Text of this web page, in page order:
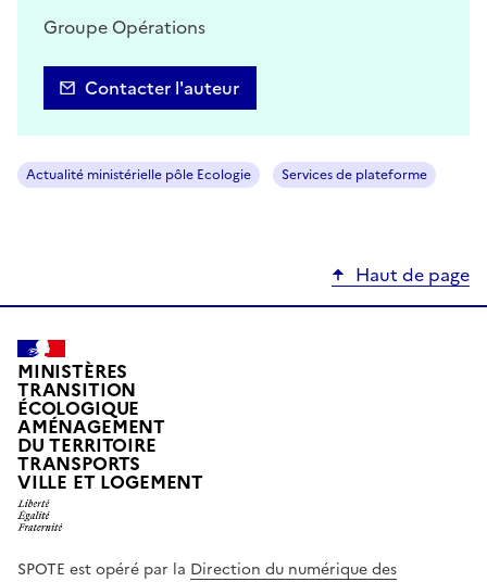
Groupe Opérations
Contacter l'auteur
Actualité ministérielle pôle Ecologie Services de plateforme
Haut de page
MINISTÈRES
TRANSITION
ÉCOLOGIQUE
AMÉNAGEMENT
DU TERRITOIRE
TRANSPORTS
VILLE ET LOGEMENT
SPOTE est opéré par la Direction du numérique des